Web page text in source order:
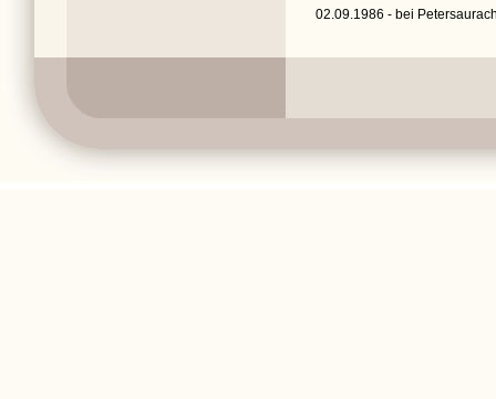
02.09.1986 - bei